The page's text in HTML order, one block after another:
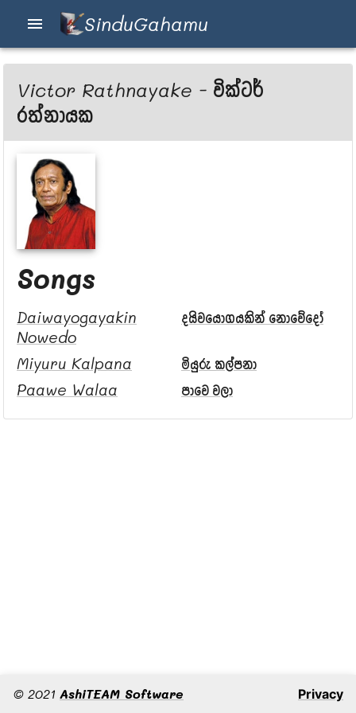
SinduGahamu
Victor Rathnayake - වික්ටර්
රත්නායක
Songs
Daiwayogayakin
Nowedo
දයිවයොගයකින් නොවේදෝ
Miyuru Kalpana මියුරු කල්පනා
Paawe Walaa පාවෙ වලා
© 2021 AshiTEAM Software Privacy